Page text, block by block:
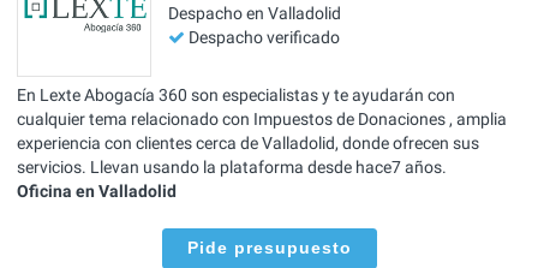
Despacho en Valladolid
Despacho verificado
En Lexte Abogacía 360 son especialistas y te ayudarán con
cualquier tema relacionado con Impuestos de Donaciones , amplia
experiencia con clientes cerca de Valladolid, donde ofrecen sus
servicios. Llevan usando la plataforma desde hace7 años.
Oficina en Valladolid
Pide presupuesto